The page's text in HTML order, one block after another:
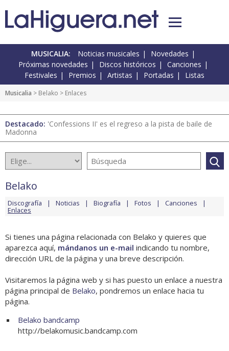
MUSICALIA: Noticias musicales
Novedades
Próximas novedades
Discos históricos
Canciones
Festivales
Premios Artistas Portadas Listas
Musicalia > Belako > Enlaces
Destacado: 'Confessions II' es el regreso a la pista de baile de
Madonna
Belako
Discografía Noticias Biografía Fotos Canciones
Enlaces
Si tienes una página relacionada con Belako y quieres que
aparezca aquí, mándanos un e-mail indicando tu nombre,
dirección URL de la página y una breve descripción.
Visitaremos la página web y si has puesto un enlace a nuestra
página principal de Belako, pondremos un enlace hacia tu
página.
Belako bandcamp
http://belakomusic.bandcamp.com